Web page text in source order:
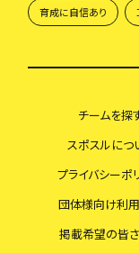
育成に自信あり
チームを探
スポスルにつ
プライバシーポ
団体様向け利
掲載希望の皆